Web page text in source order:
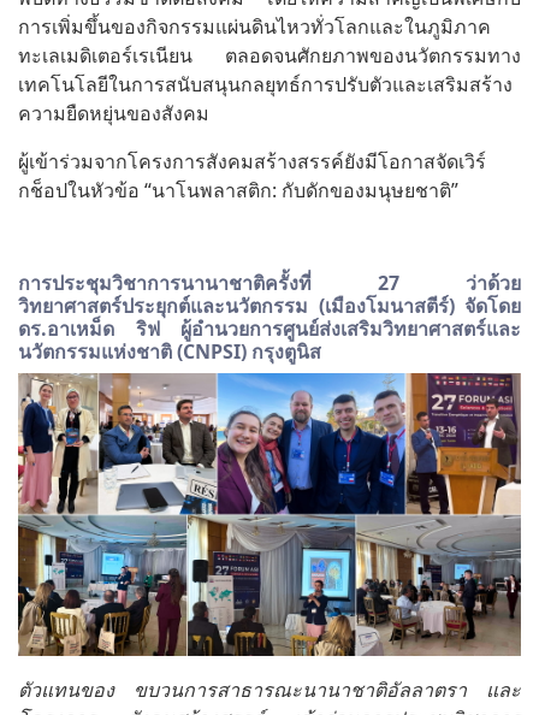
การเพิ่มขึ้นของกิจกรรมแผ่นดินไหวทั่วโลกและในภูมิภาค
ทะเลเมดิเตอร์เรเนียน ตลอดจนศักยภาพของนวัตกรรมทาง
เทคโนโลยีในการสนับสนุนกลยุทธ์การปรับตัวและเสริมสร้าง
ความยืดหยุ่นของสังคม
ผู้เข้าร่วมจากโครงการสังคมสร้างสรรค์ยังมีโอกาสจัดเวิร์
กช็อปในหัวข้อ “นาโนพลาสติก: กับดักของมนุษยชาติ”
การประชุมวิชาการนานาชาติครั้งที่ 27 ว่าด้วย
วิทยาศาสตร์ประยุกต์และนวัตกรรม (เมืองโมนาสตีร์) จัดโดย
ดร.อาเหม็ด ริฟ ผู้อำนวยการศูนย์ส่งเสริมวิทยาศาสตร์และ
นวัตกรรมแห่งชาติ (CNPSI) กรุงตูนิส
ตัวแทนของ ขบวนการสาธารณะนานาชาติอัลลาตรา และ